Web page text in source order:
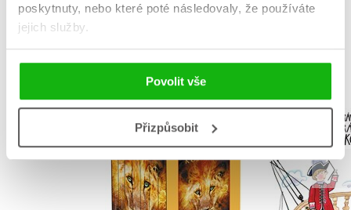
poskytnuty, nebo které poté následovaly, že používáte
jejich služby.
Povolit vše
Přizpůsobit
MOHLO BY VÁS TAKÉ ZAJÍMAT
NARNIE – komplet
1.-7.díl – box
C. S. Lewis
vyprávění
piráta
Václav